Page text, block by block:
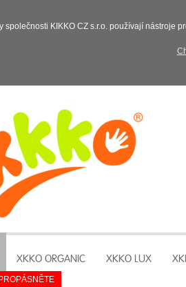
společnosti KIKKO CZ s.r.o. používají nástroje
XKKO ORGANIC XKKO LUX